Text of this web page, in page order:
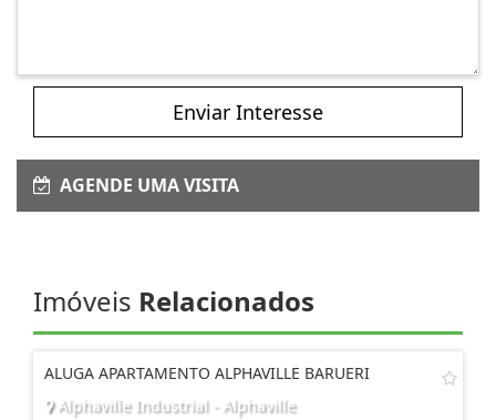
Enviar Interesse
AGENDE UMA VISITA
Imóveis Relacionados
ALUGA APARTAMENTO ALPHAVILLE BARUERI
Alphaville Industrial - Alphaville